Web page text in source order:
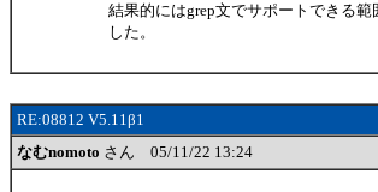
結果的にはgrep文でサポートできる
した。
RE:08812 V5.11β1
なむnomoto さん 05/11/22 13:24